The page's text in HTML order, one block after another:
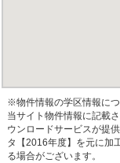
※物件情報の学区情報に
当サイト物件情報に記載
ウンロードサービスが提
タ【2016年度】を元に加
る場合がございます。